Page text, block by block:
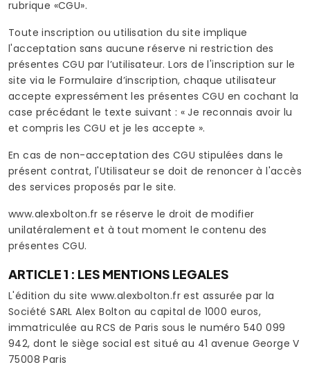
rubrique «CGU».
Toute inscription ou utilisation du site implique
l'acceptation sans aucune réserve ni restriction des
présentes CGU par l’utilisateur. Lors de l'inscription sur le
site via le Formulaire d’inscription, chaque utilisateur
accepte expressément les présentes CGU en cochant la
case précédant le texte suivant : « Je reconnais avoir lu
et compris les CGU et je les accepte ».
En cas de non-acceptation des CGU stipulées dans le
présent contrat, l'Utilisateur se doit de renoncer à l'accès
des services proposés par le site.
www.alexbolton.fr se réserve le droit de modifier
unilatéralement et à tout moment le contenu des
présentes CGU.
ARTICLE 1 : LES MENTIONS LEGALES
L'édition du site www.alexbolton.fr est assurée par la
Société SARL Alex Bolton au capital de 1000 euros,
immatriculée au RCS de Paris sous le numéro 540 099
942, dont le siège social est situé au 41 avenue George V
75008 Paris